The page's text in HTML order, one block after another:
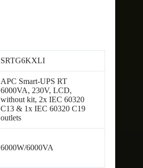
SRTG6KXLI
APC Smart-UPS RT
6000VA, 230V, LCD,
without kit, 2x IEC 60320
C13 & 1x IEC 60320 C19
outlets
6000W/6000VA